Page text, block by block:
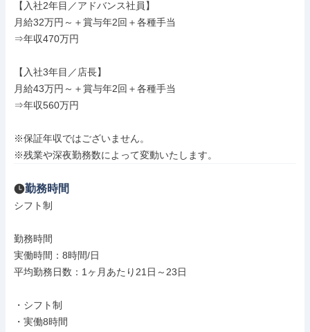
【入社2年目／アドバンス社員】
月給32万円～＋賞与年2回＋各種手当
⇒年収470万円
【入社3年目／店長】
月給43万円～＋賞与年2回＋各種手当
⇒年収560万円
※保証年収ではございません。
※残業や深夜勤務数によって変動いたします。
勤務時間
シフト制
勤務時間
実働時間：8時間/日
平均勤務日数：1ヶ月あたり21日～23日
・シフト制
・実働8時間